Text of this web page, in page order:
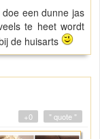
een dunne jas
te heet wordt
de huisarts
" quote "
+0